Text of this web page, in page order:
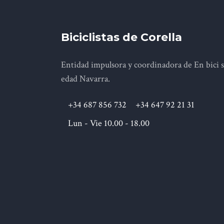
Biciclistas de Corella
Entidad impulsora y coordinadora de En bici
edad Navarra.
+34 687 856 732
+34 647 92 21 31
Lun - Vie 10.00 - 18.00